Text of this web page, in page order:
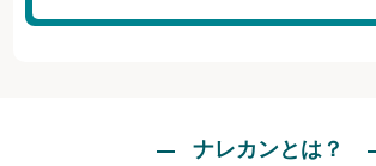
ナレカンとは？